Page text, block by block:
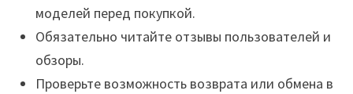
моделей перед покупкой.
Обязательно читайте отзывы пользователей и
обзоры.
Проверьте возможность возврата или обмена в